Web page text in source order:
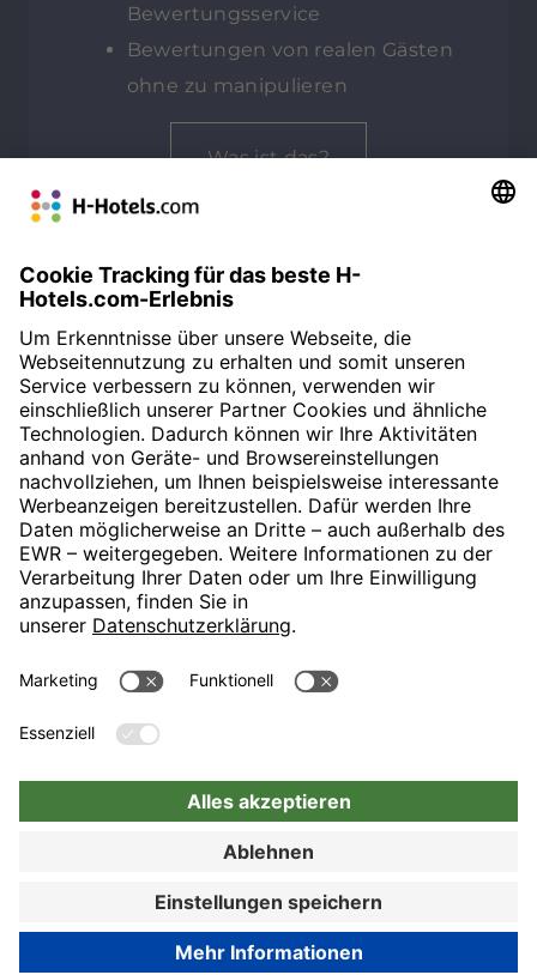
Bewertungsservice
Bewertungen von realen Gästen
ohne zu manipulieren
Was ist das?
GESAMTBEWERTUNG
Customer Alliance 92%
Folgt H-Hotels.com für News und Infos auf folgenden Seiten